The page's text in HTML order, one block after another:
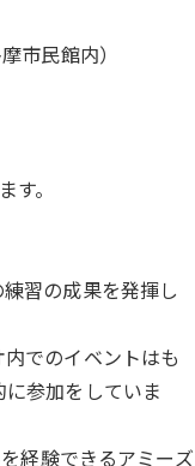
市民館内）
。
習の成果を発揮し
でのイベントはも
参加をしていま
経験できるアミーズ